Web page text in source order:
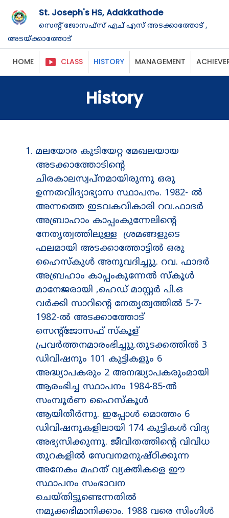
St. Joseph's HS, Adakkathode
സെന്‍റ് ജോസഫ്‌സ് എച് എസ്‌ അടക്കാത്തോട് ,
അടയ്ക്കാത്തോട്
HOME smart_display CLASS HISTORY MANAGEMENT
History
മലയോര കുടിയേറ്റ മേഖലയായ
അടക്കാത്തോടിന്റെ
ചിരകാലസ്വപ്നമായിരുന്നു ഒരു
ഉന്നതവിദ്യാഭ്യാസ സ്ഥാപനം. 1982- ൽ
അന്നത്തെ ഇടവകവികാരി റവ.ഫാദർ
അബ്രാഹാം കാപ്പംകുന്നേലിന്റെ
നേതൃത്വത്തിലുള്ള ശ്രമങ്ങളുടെ
ഫലമായി അടക്കാത്തോട്ടിൽ ഒരു
ഹൈസ്കുൾ അനുവദിച്ചുു. റവ. ഫാദർ
അബ്രഹാം കാപ്പംകുന്നേൽ സ്കൂൾ
മാനേജരായി ,ഹെഡ് മാസ്റ്റർ പി.ഒ
വർക്കി സാറിന്റെ നേതൃത്വത്തിൽ 5-7-
1982-ൽ അടക്കാത്തോട്
സെന്റ്ജോസഫ് സ്കൂള്
പ്രവർത്തനമാരംഭിച്ചുു.തുടക്കത്തിൽ 3
ഡിവിഷനും 101 കുട്ടികളും 6
അദ്ധ്യാപകരും 2 അനദ്ധ്യാപകരുംമായി
ആരംഭിച്ച സ്ഥാപനം 1984-85-ൽ
സംമ്പൂർണ ഹൈസ്കൂൾ
ആയിതീർന്നു. ഇപ്പോൾ മൊത്തം 6
ഡിവിഷനുകളിലായി 174 കുട്ടികൾ വിദ്യ
അഭ്യസിക്കുന്നു. ജീവിതത്തിന്റെ വിവിധ
തുറകളിൽ സേവനമനുഷ്ഠിക്കുന്ന
അനേകം മഹത് വ്യക്തികളെ ഈ
സ്ഥാപനം സംഭാവന
ചെയ്തിട്ടുണ്ടെന്നതിൽ
നമുക്കഭിമാനിക്കാം. 1988 വരെ സിംഗിൾ